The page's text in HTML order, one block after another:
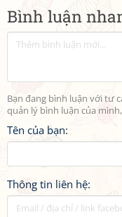
Bình luận
Bạn đang bình luận với tư
quản lý bình luận của
Tên của bạn:
Thông tin liên hệ: